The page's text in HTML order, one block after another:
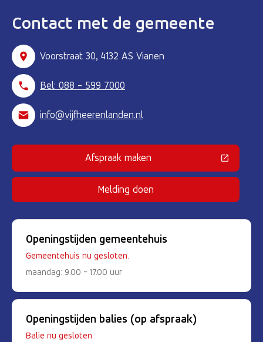
Contact met de gemeente
Voorstraat 30, 4132 AS Vianen
Bel: 088 - 599 7000
info@vijfheerenlanden.nl
Afspraak maken(Deze link gaat naar een externe
Melding doen
Openingstijden gemeentehuis
Gemeentehuis nu gesloten.
maandag: 9.00 - 17.00 uur
Openingstijden balies (op afspraak)
Balie nu gesloten.